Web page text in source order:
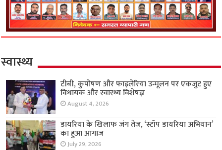
स्वास्थ्य
टीबी, कुपोषण और फाइलेरिया उन्मूलन पर एकजुट हुए
विधायक और स्वास्थ्य विशेषज्ञ
August 4, 2026
डायरिया के खिलाफ जंग तेज, ‘स्टॉप डायरिया अभियान’
का हुआ आगाज
July 29, 2026